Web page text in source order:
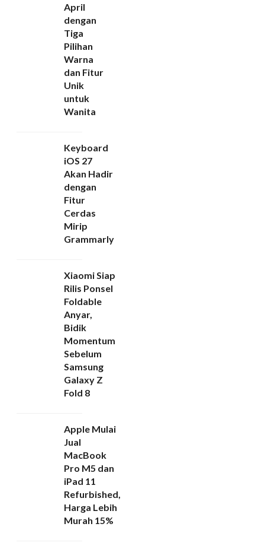
April
dengan
Tiga
Pilihan
Warna
dan Fitur
Unik
untuk
Wanita
Keyboard
iOS 27
Akan Hadir
dengan
Fitur
Cerdas
Mirip
Grammarly
Xiaomi Siap
Rilis Ponsel
Foldable
Anyar,
Bidik
Momentum
Sebelum
Samsung
Galaxy Z
Fold 8
Apple Mulai
Jual
MacBook
Pro M5 dan
iPad 11
Refurbished,
Harga Lebih
Murah 15%